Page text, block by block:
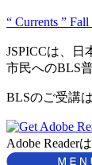
“ Currents ”
JSPICCは、日
市民へのBLS
BLSのご受講は
Adobe Reader